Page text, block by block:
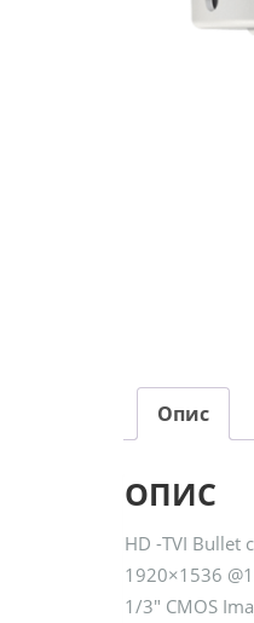
Опис
ОПИС
HD -TVI Bullet
1920×1536
1/3″ CMOS